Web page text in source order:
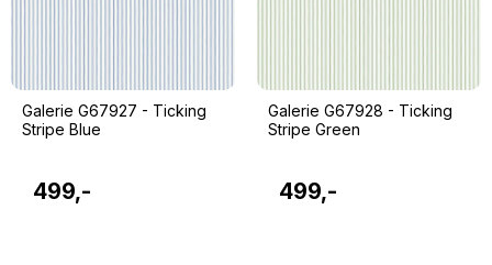
Galerie G67927 - Ticking
Stripe Blue
499,-
Galerie G67928 - Ticking
Stripe Green
499,-